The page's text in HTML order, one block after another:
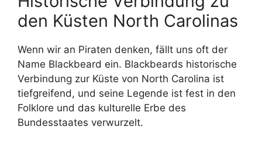
den Küsten North Carolinas
Wenn wir an Piraten denken, fällt uns oft der
Name Blackbeard ein. Blackbeards historische
Verbindung zur Küste von North Carolina ist
tiefgreifend, und seine Legende ist fest in den
Folklore und das kulturelle Erbe des
Bundesstaates verwurzelt.